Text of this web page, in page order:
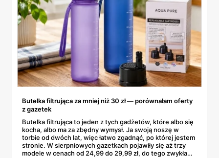
Butelka filtrująca za mniej niż 30 zł — porównałam oferty
z gazetek
Butelka filtrująca to jeden z tych gadżetów, które albo się
kocha, albo ma za zbędny wymysł. Ja swoją noszę w
torbie od dwóch lat, więc łatwo zgadnąć, po której jestem
stronie. W sierpniowych gazetkach pojawiły się aż trzy
modele w cenach od 24,99 do 29,99 zł, do tego zwykła